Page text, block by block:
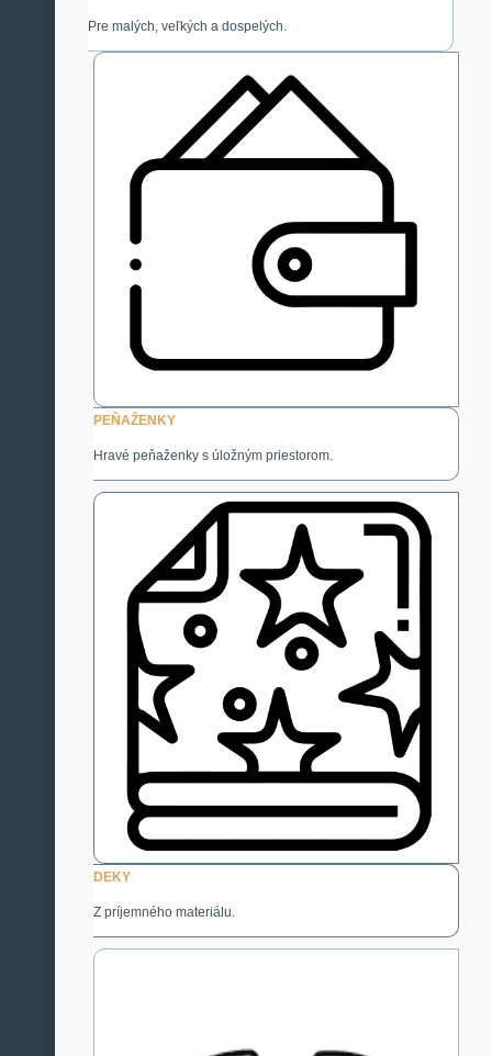
Pre malých, veľkých a dospelých.
PEŇAŽENKY
Hravé peňaženky s úložným priestorom.
DEKY
Z príjemného materiálu.